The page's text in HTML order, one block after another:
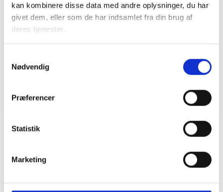
kan kombinere disse data med andre oplysninger, du har
givet dem, eller som de har indsamlet fra din brug af
deres tjenester.
Nødvendig
Præferencer
Statistik
Marketing
08. juni 2026
Sundhedsreformens konsekvenser for
kommunale lejemål i almene ældre- og
20. marts 2026